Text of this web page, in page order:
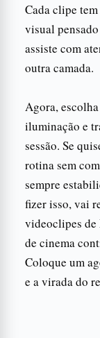
Cada clipe
visual
assiste com
outra camada.
Agora,
iluminação e
sessão. Se
rotina sem
sempre
fizer isso, vai
videoclipes de
de cinema
Coloque um
e a virada do